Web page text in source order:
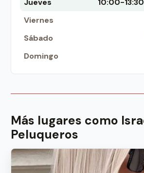
Jueves
10:00-
Viernes
Sábado
Domingo
Más lugares como
Peluqueros